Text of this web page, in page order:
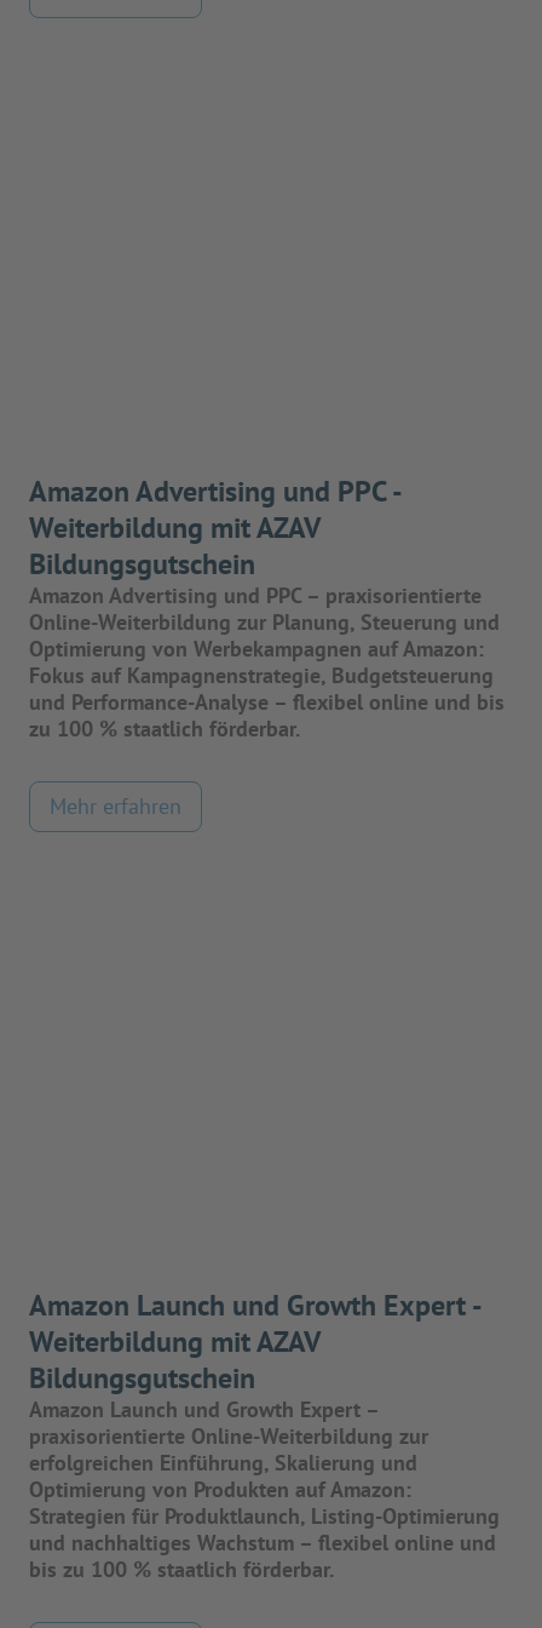
Amazon Advertising und PPC -
Weiterbildung mit AZAV
Bildungsgutschein
Amazon Advertising und PPC – praxisorientierte
Online-Weiterbildung zur Planung, Steuerung und
Optimierung von Werbekampagnen auf Amazon:
Fokus auf Kampagnenstrategie, Budgetsteuerung
und Performance-Analyse – flexibel online und bis
zu 100 % staatlich förderbar.
Mehr erfahren
Amazon Launch und Growth Expert -
Weiterbildung mit AZAV
Bildungsgutschein
Amazon Launch und Growth Expert –
praxisorientierte Online-Weiterbildung zur
erfolgreichen Einführung, Skalierung und
Optimierung von Produkten auf Amazon:
Strategien für Produktlaunch, Listing-Optimierung
und nachhaltiges Wachstum – flexibel online und
bis zu 100 % staatlich förderbar.